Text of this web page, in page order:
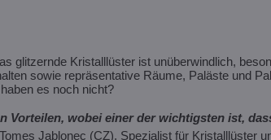
glitzernde Kristalllüster ist unüberwindlich,
sowie repräsentative Räume, Paläste und
es noch nicht?
Vorteilen, wobei einer der wichtigsten ist,
Jablonec (CZ), Spezialist für Kristalllüster